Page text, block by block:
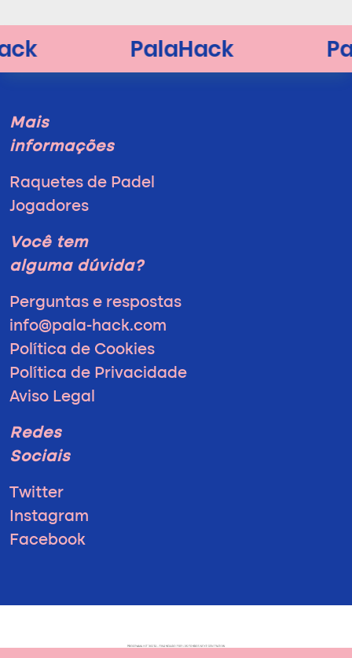
Mais
informações
Raquetes de Padel
Jogadores
Você tem
alguma dúvida?
Perguntas e respostas
info@pala-hack.com
Política de Cookies
Política de Privacidade
Aviso Legal
Redes
Sociais
Twitter
Instagram
Facebook